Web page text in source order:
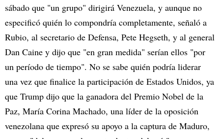
sábado que "un grupo" dirigirá Venezuela, y aunque no
especificó quién lo compondría completamente, señaló a
Rubio, al secretario de Defensa, Pete Hegseth, y al general
Dan Caine y dijo que "en gran medida" serían ellos "por
un período de tiempo". No se sabe quién podría liderar
una vez que finalice la participación de Estados Unidos, ya
que Trump dijo que la ganadora del Premio Nobel de la
Paz, María Corina Machado, una líder de la oposición
venezolana que expresó su apoyo a la captura de Maduro,